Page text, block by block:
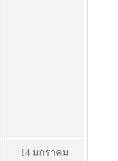
14 มกราคม